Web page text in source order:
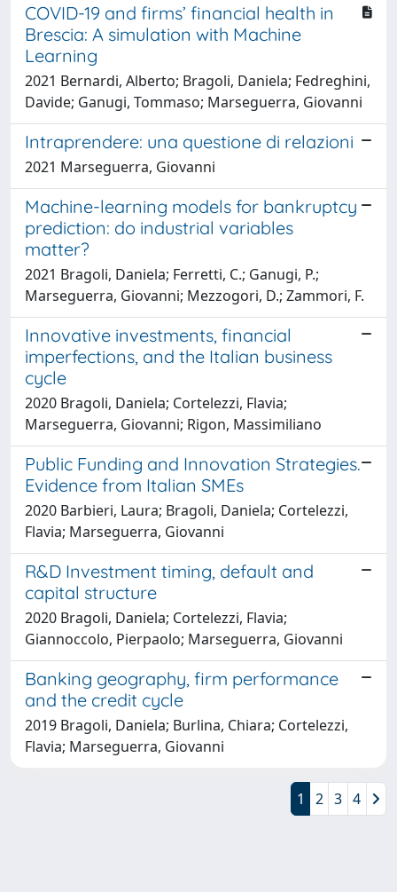
COVID-19 and firms’ financial health in
Brescia: A simulation with Machine
Learning
2021 Bernardi, Alberto; Bragoli, Daniela; Fedreghini,
Davide; Ganugi, Tommaso; Marseguerra, Giovanni
Intraprendere: una questione di relazioni
2021 Marseguerra, Giovanni
Machine-learning models for bankruptcy
prediction: do industrial variables
matter?
2021 Bragoli, Daniela; Ferretti, C.; Ganugi, P.;
Marseguerra, Giovanni; Mezzogori, D.; Zammori, F.
Innovative investments, financial
imperfections, and the Italian business
cycle
2020 Bragoli, Daniela; Cortelezzi, Flavia;
Marseguerra, Giovanni; Rigon, Massimiliano
Public Funding and Innovation Strategies.
Evidence from Italian SMEs
2020 Barbieri, Laura; Bragoli, Daniela; Cortelezzi,
Flavia; Marseguerra, Giovanni
R&D Investment timing, default and
capital structure
2020 Bragoli, Daniela; Cortelezzi, Flavia;
Giannoccolo, Pierpaolo; Marseguerra, Giovanni
Banking geography, firm performance
and the credit cycle
2019 Bragoli, Daniela; Burlina, Chiara; Cortelezzi,
Flavia; Marseguerra, Giovanni
1 2 3 4